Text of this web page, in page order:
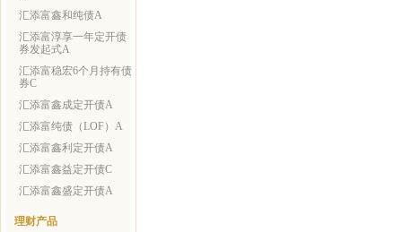
汇添富鑫和纯债A
汇添富淳享一年定开债
券发起式A
汇添富稳宏6个月持有债
券C
汇添富鑫成定开债A
汇添富纯债（LOF）A
汇添富鑫利定开债A
汇添富鑫益定开债C
汇添富鑫盛定开债A
理财产品